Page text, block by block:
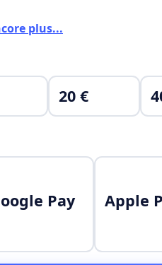
plus...
20 €
Pay Apple